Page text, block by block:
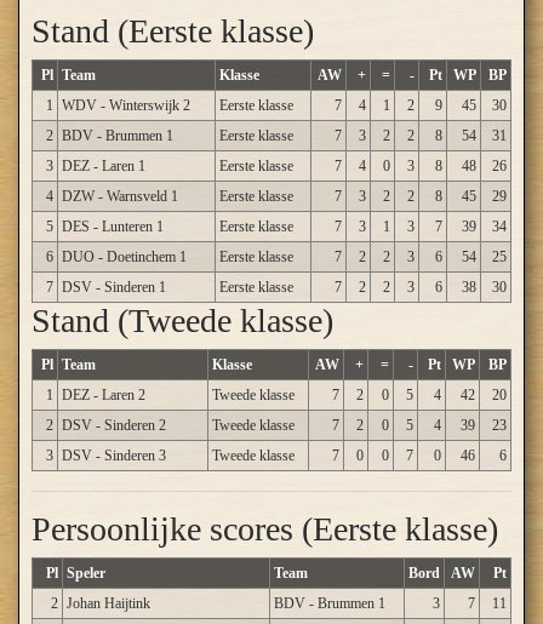
Stand (Eerste klasse)
Pl Team Klasse AW + = - Pt WP
BP
1 WDV - Winterswijk 2 Eerste klasse 7 4 1 2 9 45
30
2 BDV - Brummen 1 Eerste klasse 7 3 2 2 8 54
31
3 DEZ - Laren 1 Eerste klasse 7 4 0 3 8 48
26
4 DZW - Warnsveld 1 Eerste klasse 7 3 2 2 8 45
29
5 DES - Lunteren 1 Eerste klasse 7 3 1 3 7 39
34
6 DUO - Doetinchem 1 Eerste klasse 7 2 2 3 6 54
25
7 DSV - Sinderen 1 Eerste klasse 7 2 2 3 6 38 30
Stand (Tweede klasse)
Pl Team Klasse AW + = - Pt WP
BP
1 DEZ - Laren 2 Tweede klasse 7 2 0 5 4 42
20
2 DSV - Sinderen 2 Tweede klasse 7 2 0 5 4 39
23
3 DSV - Sinderen 3 Tweede klasse 7 0 0 7 0 46 6
Persoonlijke scores (Eerste klasse)
Pl Speler Team Bord AW
Pt
2 Johan Haijtink BDV - Brummen 1 3 7
11